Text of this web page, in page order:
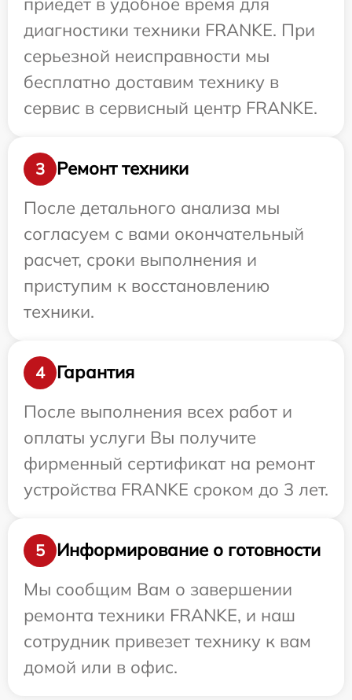
диагностики техники FRANKE. При
серьезной неисправности мы
бесплатно доставим технику в
сервис в сервисный центр FRANKE.
3
Ремонт техники
После детального анализа мы
согласуем с вами окончательный
расчет, сроки выполнения и
приступим к восстановлению
техники.
4
Гарантия
После выполнения всех работ и
оплаты услуги Вы получите
фирменный сертификат на ремонт
устройства FRANKE сроком до 3 лет.
5
Информирование о готовности
Мы сообщим Вам о завершении
ремонта техники FRANKE, и наш
сотрудник привезет технику к вам
домой или в офис.